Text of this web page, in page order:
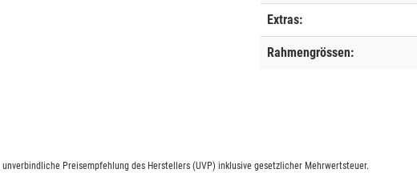
Extras:
Rahmengrössen:
Preisempfehlung des Herstellers (UVP) inklusive gesetzlicher Mehrwertsteuer.